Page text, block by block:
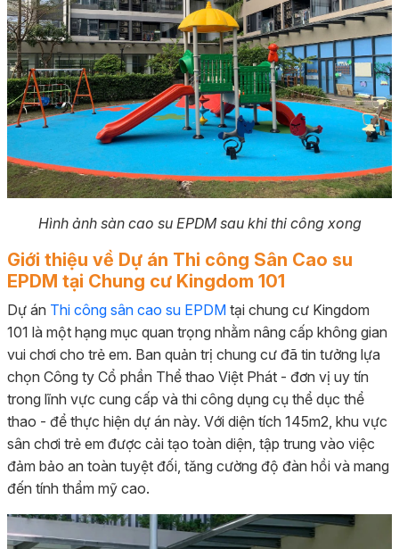
Hình ảnh sàn cao su EPDM sau khi thi công xong
Giới thiệu về Dự án Thi công Sân Cao su
EPDM tại Chung cư Kingdom 101
Dự án Thi công sân cao su EPDM tại chung cư Kingdom
101 là một hạng mục quan trọng nhằm nâng cấp không gian
vui chơi cho trẻ em. Ban quản trị chung cư đã tin tưởng lựa
chọn Công ty Cổ phần Thể thao Việt Phát - đơn vị uy tín
trong lĩnh vực cung cấp và thi công dụng cụ thể dục thể
thao - để thực hiện dự án này. Với diện tích 145m2, khu vực
sân chơi trẻ em được cải tạo toàn diện, tập trung vào việc
đảm bảo an toàn tuyệt đối, tăng cường độ đàn hồi và mang
đến tính thẩm mỹ cao.